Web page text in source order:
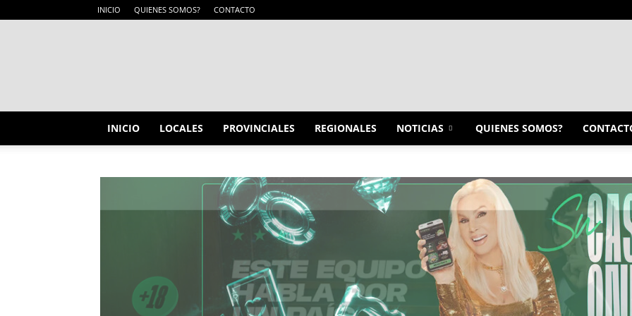
INICIO QUIENES SOMOS? CONTACTO
INFO
CONQUISTADORES
INICIO LOCALES PROVINCIALES REGIONALES NOTICIAS QUIENES SOMOS?